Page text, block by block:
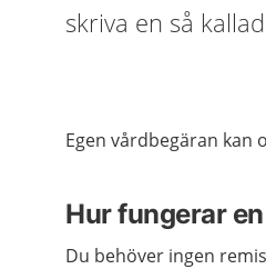
skriva en så
Egen vårdbegäran kan
Hur fungerar
Du behöver ingen